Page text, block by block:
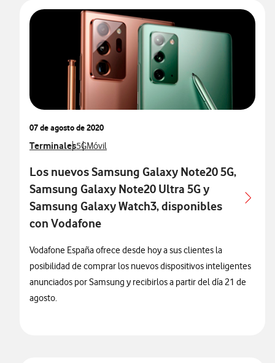
07 de agosto de 2020
Ver más notas de prensa relacionados con
TerminalesVer más notas de prensa relacionados con
5GVer más notas de prensa relacionados con
Móvil
Los nuevos Samsung Galaxy Note20 5G,
Samsung Galaxy Note20 Ultra 5G y
Samsung Galaxy Watch3, disponibles
con Vodafone
Vodafone España ofrece desde hoy a sus clientes la
posibilidad de comprar los nuevos dispositivos inteligentes
anunciados por Samsung y recibirlos a partir del día 21 de
agosto.